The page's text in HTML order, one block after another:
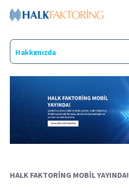
Hakkımızda
HALK FAKTORİNG MOBİL YAYINDA!